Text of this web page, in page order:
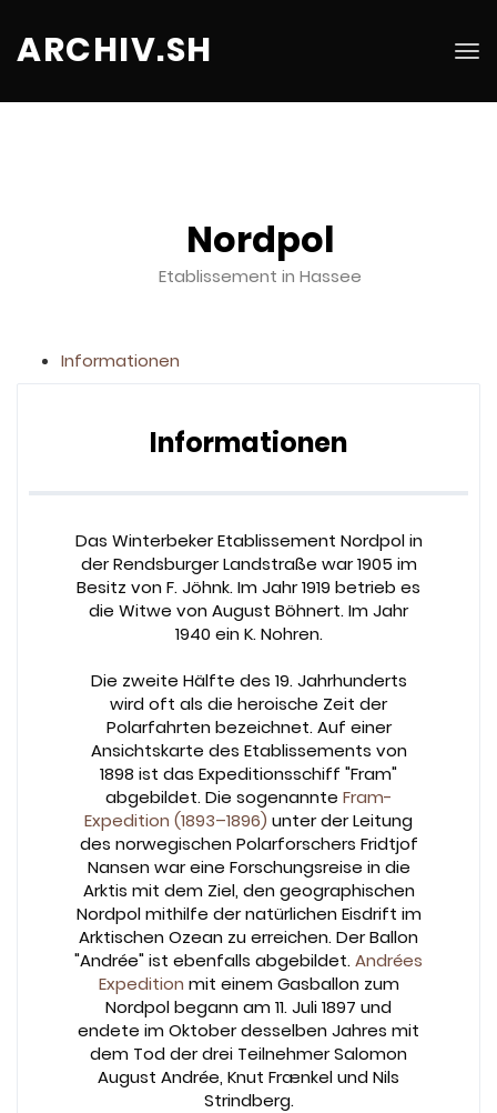
ARCHIV.SH
Nordpol
Etablissement in Hassee
Informationen
Informationen
Das Winterbeker Etablissement Nordpol in
der Rendsburger Landstraße war 1905 im
Besitz von F. Jöhnk. Im Jahr 1919 betrieb es
die Witwe von August Böhnert. Im Jahr
1940 ein K. Nohren.
Die zweite Hälfte des 19. Jahrhunderts
wird oft als die heroische Zeit der
Polarfahrten bezeichnet. Auf einer
Ansichtskarte des Etablissements von
1898 ist das Expeditionsschiff "Fram"
abgebildet. Die sogenannte Fram-
Expedition (1893–1896) unter der Leitung
des norwegischen Polarforschers Fridtjof
Nansen war eine Forschungsreise in die
Arktis mit dem Ziel, den geographischen
Nordpol mithilfe der natürlichen Eisdrift im
Arktischen Ozean zu erreichen. Der Ballon
"Andrée" ist ebenfalls abgebildet.Andrées
Expedition mit einem Gasballon zum
Nordpol begann am 11. Juli 1897 und
endete im Oktober desselben Jahres mit
dem Tod der drei Teilnehmer Salomon
August Andrée, Knut Frænkel und Nils
Strindberg.